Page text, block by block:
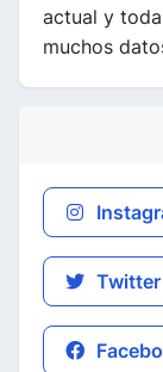
actual y
muchos
Twitter